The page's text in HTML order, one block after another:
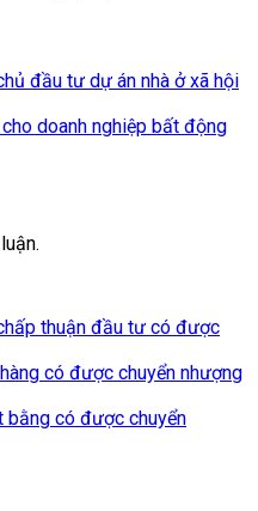
đầu tư dự án nhà ở xã hội
doanh nghiệp bất động
thuận đầu tư có được
có được chuyển nhượng
bằng có được chuyển